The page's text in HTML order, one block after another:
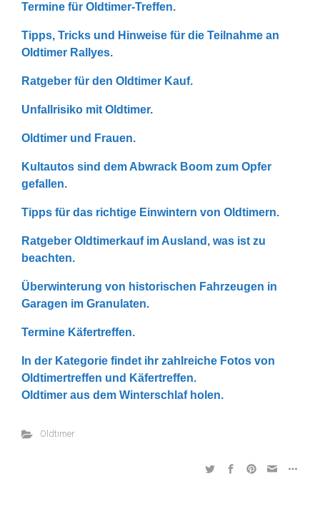
Termine für Oldtimer-Treffen.
Tipps, Tricks und Hinweise für die Teilnahme an
Oldtimer Rallyes.
Ratgeber für den Oldtimer Kauf.
Unfallrisiko mit Oldtimer.
Oldtimer und Frauen.
Kultautos sind dem Abwrack Boom zum Opfer
gefallen.
Tipps für das richtige Einwintern von Oldtimern.
Ratgeber Oldtimerkauf im Ausland, was ist zu
beachten.
Überwinterung von historischen Fahrzeugen in
Garagen im Granulaten.
Termine Käfertreffen.
In der Kategorie findet ihr zahlreiche Fotos von
Oldtimertreffen und Käfertreffen.
Oldtimer aus dem Winterschlaf holen.
Oldtimer